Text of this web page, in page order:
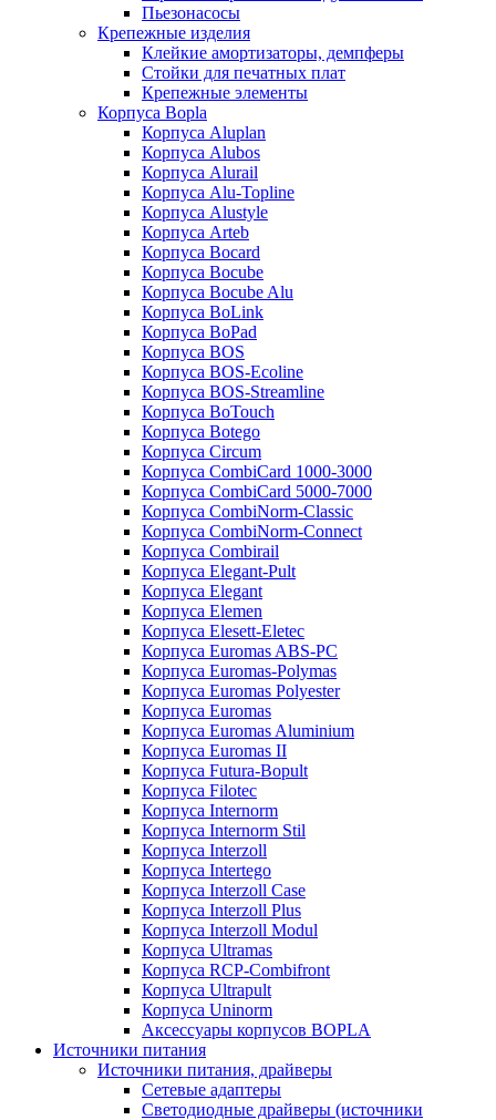
Пьезонасосы
Крепежные изделия
Клейкие амортизаторы, демпферы
Стойки для печатных плат
Крепежные элементы
Корпуса Bopla
Корпуса Aluplan
Корпуса Alubos
Корпуса Alurail
Корпуса Alu-Topline
Корпуса Alustyle
Корпуса Arteb
Корпуса Bocard
Корпуса Bocube
Корпуса Bocube Alu
Корпуса BoLink
Корпуса BoPad
Корпуса BOS
Корпуса BOS-Ecoline
Корпуса BOS-Streamline
Корпуса BoTouch
Корпуса Botego
Корпуса Circum
Корпуса CombiCard 1000-3000
Корпуса CombiCard 5000-7000
Корпуса CombiNorm-Classic
Корпуса CombiNorm-Connect
Корпуса Combirail
Корпуса Elegant-Pult
Корпуса Elegant
Корпуса Elemen
Корпуса Elesett-Eletec
Корпуса Euromas ABS-PC
Корпуса Euromas-Polymas
Корпуса Euromas Polyester
Корпуса Euromas
Корпуса Euromas Aluminium
Корпуса Euromas II
Корпуса Futura-Bopult
Корпуса Filotec
Корпуса Internorm
Корпуса Internorm Stil
Корпуса Interzoll
Корпуса Intertego
Корпуса Interzoll Case
Корпуса Interzoll Plus
Корпуса Interzoll Modul
Корпуса Ultramas
Корпуса RCP-Combifront
Корпуса Ultrapult
Корпуса Uninorm
Аксессуары корпусов BOPLA
Источники питания
Источники питания, драйверы
Сетевые адаптеры
Светодиодные драйверы (источники